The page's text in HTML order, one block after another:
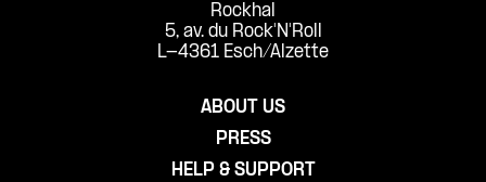
Rockhal
5, av. du Rock'N'Roll
L-4361 Esch/Alzette
ABOUT US
PRESS
HELP & SUPPORT